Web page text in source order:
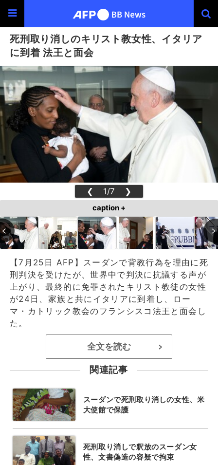
死刑取り消しのキリスト教女性、イタリア
に到着 法王と面会
❮ 1/7 ❯
caption +
【7月25日 AFP】スーダンで背教行為を理由に死
刑判決を受けたが、世界中で判決に抗議する声が
上がり、最終的に免罪されたキリスト教徒の女性
が24日、家族と共にイタリアに到着し、ロー
マ・カトリック教会のフランシスコ法王と面会し
た。
全文を読む >
関連記事
スーダンで死刑取り消しの女性、米
大使館で保護
死刑取り消しで釈放のスーダン女
性、文書偽造の容疑で拘束